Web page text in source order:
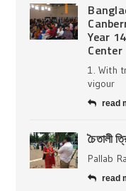
Year
Center
1. With
vigour
read
চৈতালী
Pallab
read